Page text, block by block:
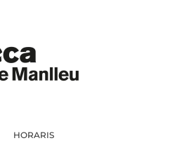
HORARIS